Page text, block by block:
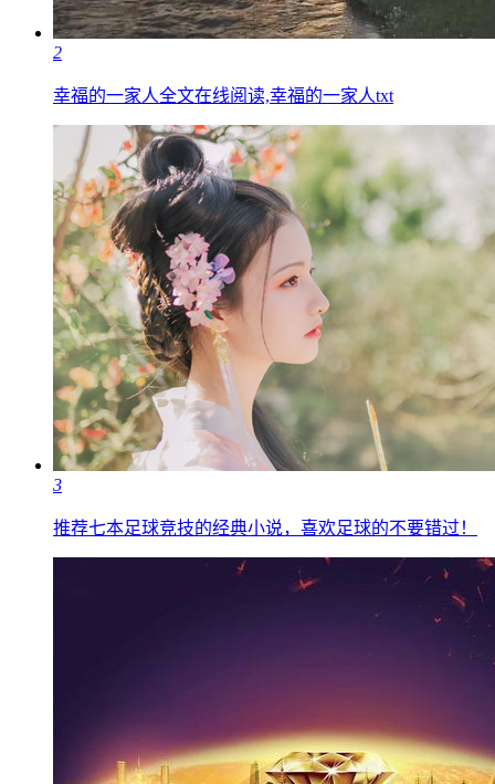
2
幸福的一家人全文在线阅读,幸福的一家人txt
3
推荐七本足球竞技的经典小说，喜欢足球的不要错过！